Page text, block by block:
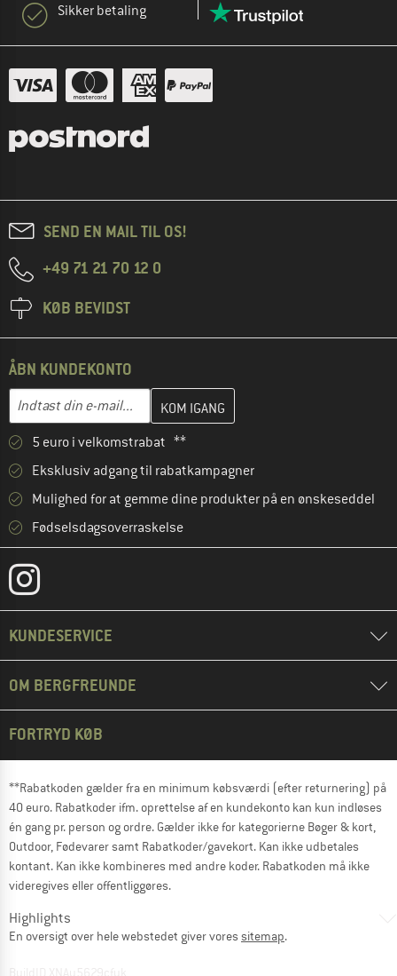
Sikker betaling
SEND EN MAIL TIL OS!
+49 71 21 70 12 0
KØB BEVIDST
ÅBN KUNDEKONTO
E-mail-adresse
Indtast din e-mailadresse her, og opret i næste trin din
5 euro i velkomstrabat **
Eksklusiv adgang til rabatkampagner
Mulighed for at gemme dine produkter på en ønskeseddel
Fødselsdagsoverraskelse
KUNDESERVICE
OM BERGFREUNDE
FORTRYD KØB
**Rabatkoden gælder fra en minimum købsværdi (efter returnering) på
40 euro. Rabatkoder ifm. oprettelse af en kundekonto kan kun indløses
én gang pr. person og ordre. Gælder ikke for kategorierne Bøger & kort,
Outdoor, Fødevarer samt Rabatkoder/gavekort. Kan ikke udbetales
kontant. Kan ikke kombineres med andre koder. Rabatkoden må ikke
videregives eller offentliggøres.
Highlights
En oversigt over hele webstedet giver voressitemap.